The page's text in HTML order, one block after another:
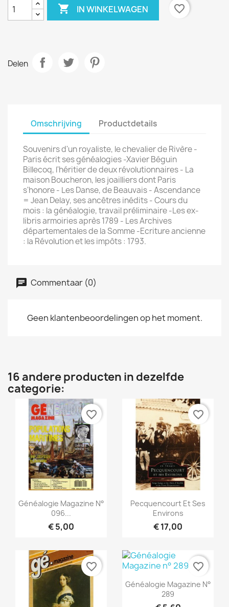
 IN WINKELWAGEN favorite_border
Delen
Omschrijving Productdetails
Souvenirs d'un royaliste, le chevalier de Rivère -
Paris écrit ses généalogies -Xavier Béguin
Billecoq, l'héritier de deux révolutionnaires - La
maison Boucheron, les joailliers dont Paris
s'honore - Les Danse, de Beauvais - Ascendance
= Jean Delay, ses ancêtres inédits - Cours du
mois : la généalogie, travail préliminaire -Les ex-
libris armoiries après 1789 - Les Archives
départementales de la Somme -Ecriture ancienne
: la Révolution et les impôts : 1793.
Commentaar (0)
Geen klantenbeoordelingen op het moment.
16 andere producten in dezelfde
categorie:
Snel bekijken
Généalogie Magazine N°
096...
€ 5,00
favorite_border
Snel bekijken
Pecquencourt Et Ses
Environs
€ 17,00
favorite_border
favorite_border
Snel bekijken
Généalogie Magazine N°
289
favorite_border